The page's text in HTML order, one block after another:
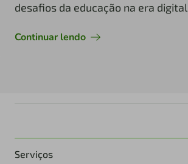
desafios da educação na era digital
Continuar lendo
Serviços